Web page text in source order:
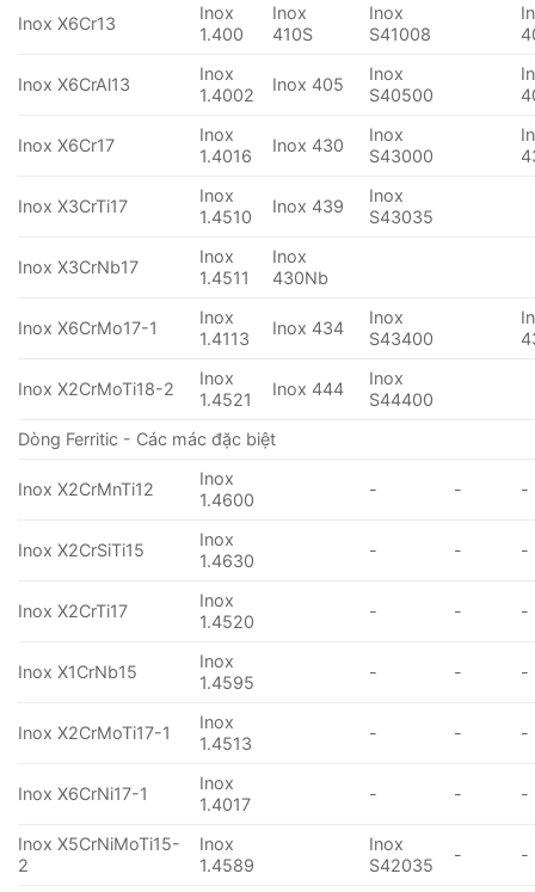
Inox X6Cr13
Inox
1.400
Inox
410S
Inox
S41008
Inox X6CrAl13
Inox
1.4002
Inox 405
Inox
S40500
Inox X6Cr17
Inox
1.4016
Inox 430
Inox
S43000
Inox X3CrTi17
Inox
1.4510
Inox 439
Inox
S43035
Inox X3CrNb17
Inox
1.4511
Inox
430Nb
Inox X6CrMo17-1
Inox
1.4113
Inox 434
Inox
S43400
Inox X2CrMoTi18-2
Inox
1.4521
Inox 444
Inox
S44400
Dòng Ferritic - Các mác đặc biệt
Inox X2CrMnTi12
Inox
1.4600
- - -
Inox X2CrSiTi15
Inox
1.4630
- - -
Inox X2CrTi17
Inox
1.4520
- - -
Inox X1CrNb15
Inox
1.4595
- - -
Inox X2CrMoTi17-1
Inox
1.4513
- - -
Inox X6CrNi17-1
Inox
1.4017
- - -
Inox X5CrNiMoTi15-
2
Inox
1.4589
Inox
S42035
- -